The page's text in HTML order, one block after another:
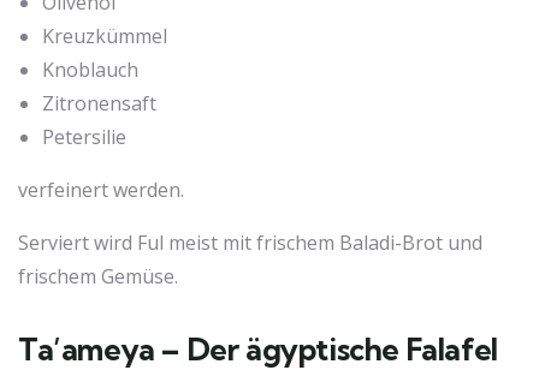
Kreuzkümmel
Knoblauch
Zitronensaft
Petersilie
verfeinert werden.
Serviert wird Ful meist mit frischem Baladi-Brot und
frischem Gemüse.
Ta’ameya – Der ägyptische Falafel